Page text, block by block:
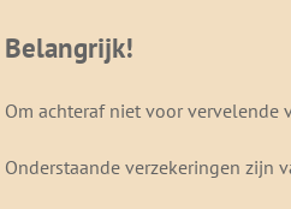
Belangrijk!
Om achteraf niet voor vervelende
Onderstaande verzekeringen zijn